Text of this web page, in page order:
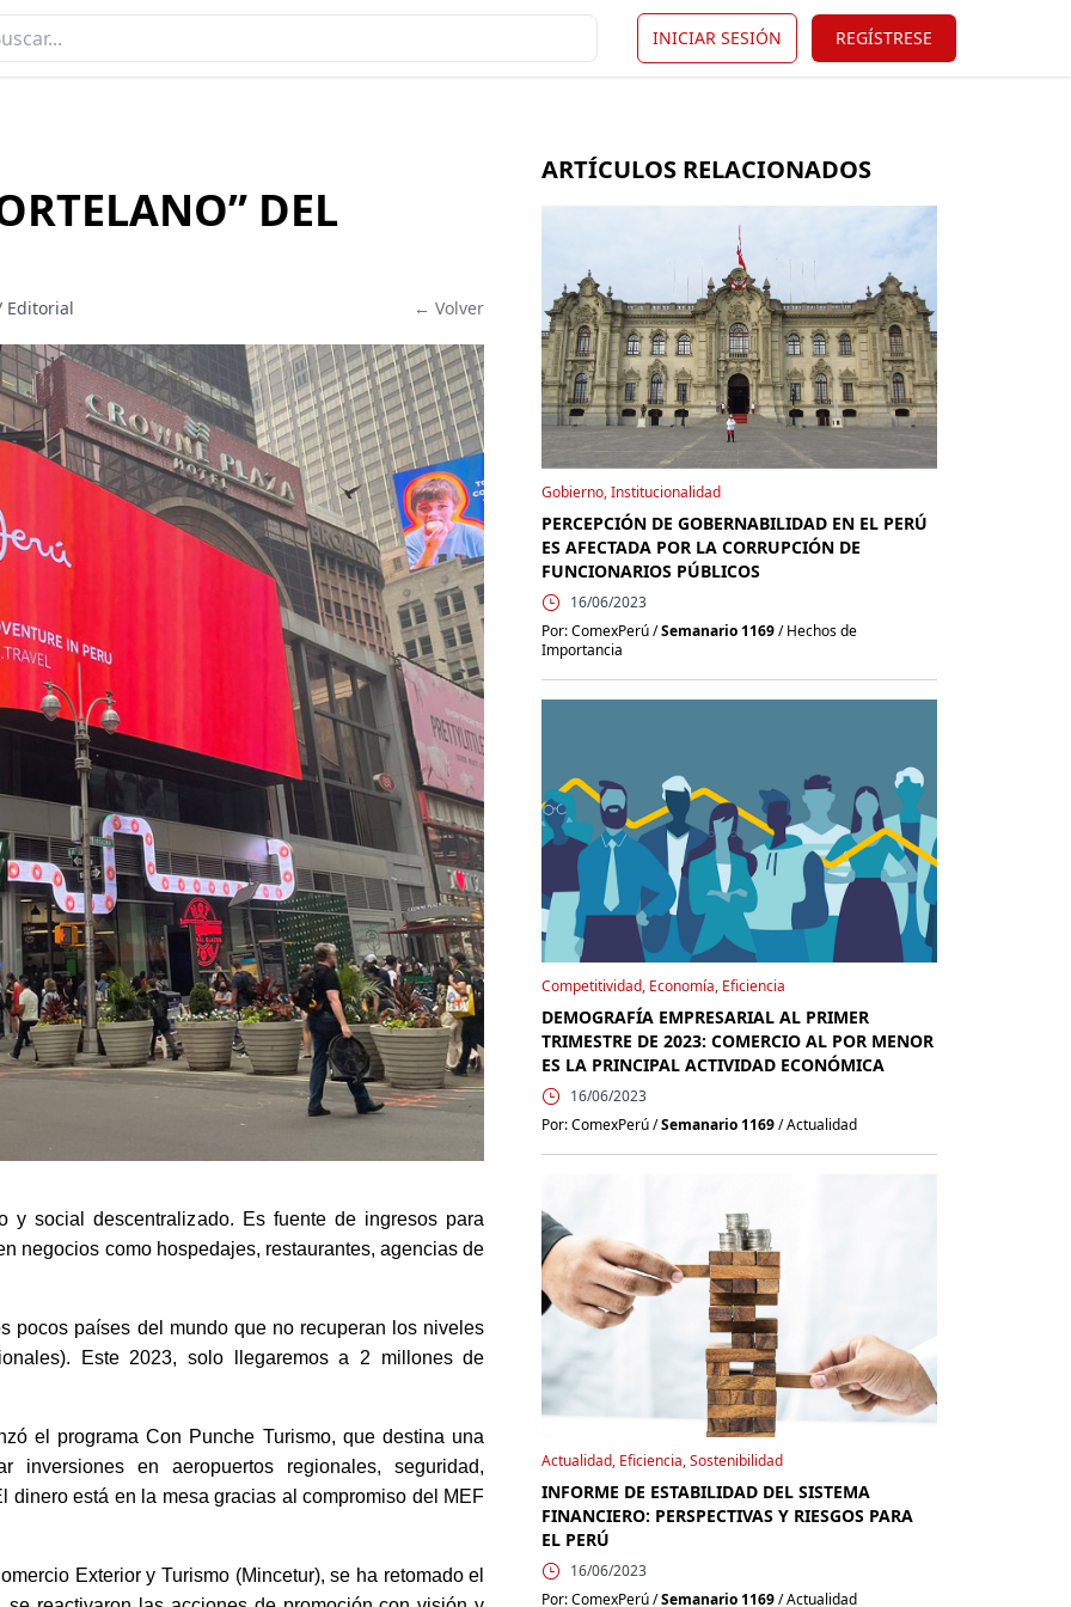
INICIAR SESIÓN REGÍSTRESE
DEL
← Volver
y social descentralizado. Es fuente de ingresos para
negocios como hospedajes, restaurantes, agencias de
pocos países del mundo que no recuperan los niveles
Este 2023, solo llegaremos a 2 millones de
el programa Con Punche Turismo, que destina una
inversiones en aeropuertos regionales, seguridad,
dinero está en la mesa gracias al compromiso del MEF
Exterior y Turismo (Mincetur), se ha retomado el
ARTÍCULOS RELACIONADOS
Gobierno, Institucionalidad
PERCEPCIÓN DE GOBERNABILIDAD EN EL PERÚ
ES AFECTADA POR LA CORRUPCIÓN DE
FUNCIONARIOS PÚBLICOS
16/06/2023
Por: ComexPerú /Semanario 1169/ Hechos de
Importancia
Competitividad, Economía, Eficiencia
DEMOGRAFÍA EMPRESARIAL AL PRIMER
TRIMESTRE DE 2023: COMERCIO AL POR MENOR
ES LA PRINCIPAL ACTIVIDAD ECONÓMICA
16/06/2023
Por: ComexPerú /Semanario 1169/ Actualidad
Actualidad, Eficiencia, Sostenibilidad
INFORME DE ESTABILIDAD DEL SISTEMA
FINANCIERO: PERSPECTIVAS Y RIESGOS PARA
EL PERÚ
16/06/2023
Por: ComexPerú /Semanario 1169/ Actualidad